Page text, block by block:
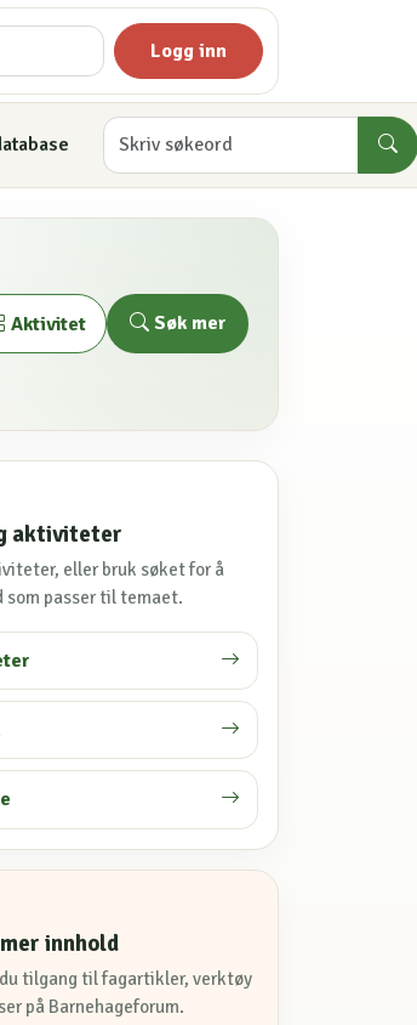
Logg inn
Aktivitet Søk mer
aktiviteter
eller bruk søket for å
som passer til temaet.
innhold
tilgang til fagartikler, verktøy
på Barnehageforum.